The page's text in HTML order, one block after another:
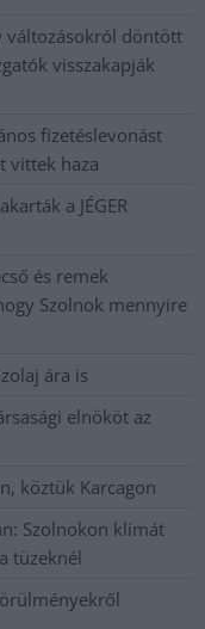
változásokról döntött
visszakapják
fizetéslevonást
vittek haza
a JÉGER
és remek
Szolnok mennyire
ára is
elnököt az
köztük Karcagon
Szolnokon klímát
tüzeknél